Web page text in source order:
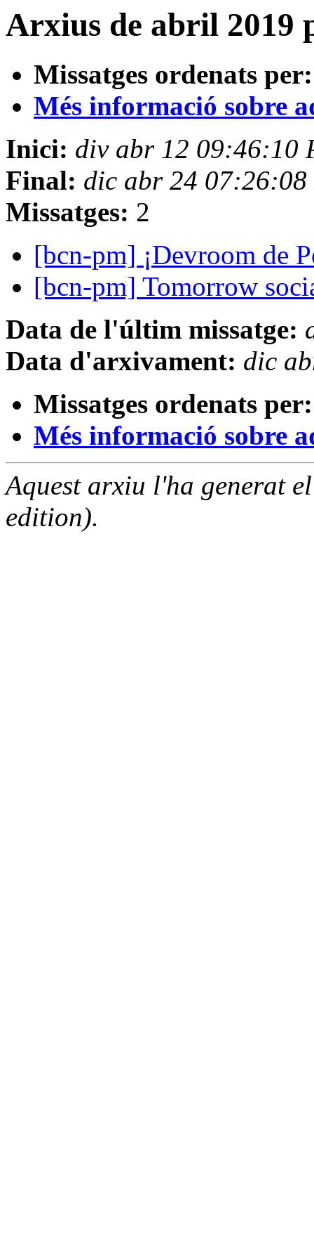
Arxius de abril 2019
Missatges ordenats per:
Més informació sobre
Inici: div abr 12 09:46:10
Final: dic abr 24 07:26:08
Missatges: 2
[bcn-pm] ¡Devroom de
[bcn-pm] Tomorrow
Data de l'últim missatge:
Data d'arxivament: dic
Missatges ordenats per:
Més informació sobre
Aquest arxiu l'ha generat
edition).